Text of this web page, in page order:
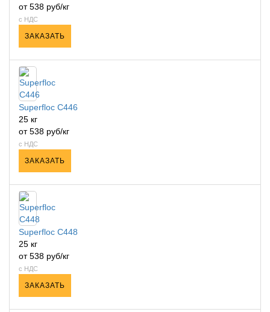
от 538 руб/кг
с НДС
ЗАКАЗАТЬ
Superfloc C446
25 кг
от 538 руб/кг
с НДС
ЗАКАЗАТЬ
Superfloc C448
25 кг
от 538 руб/кг
с НДС
ЗАКАЗАТЬ